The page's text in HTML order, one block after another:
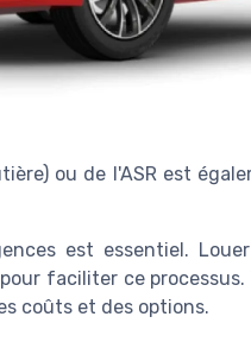
ou de l'ASR est
est essentiel.
faciliter ce processus.
coûts et des options.